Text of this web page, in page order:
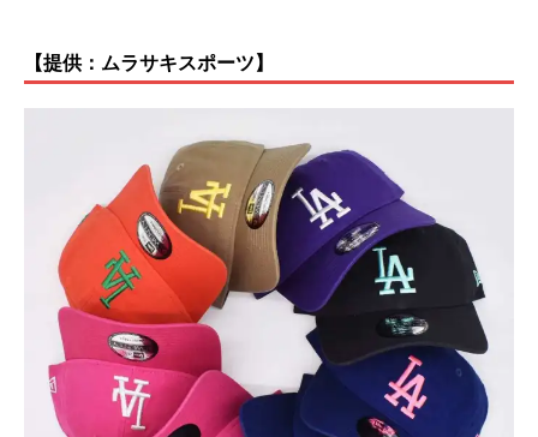
【提供：ムラサキスポーツ】